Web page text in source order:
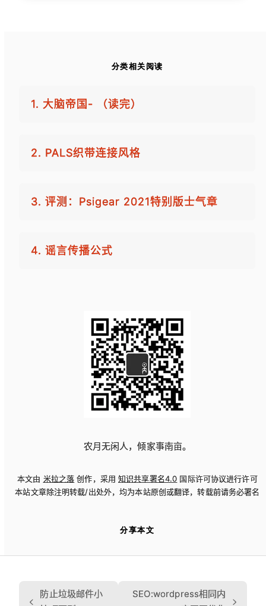
分类相关阅读
1. 大脑帝国- （读完）
2. PALS织带连接风格
3. 评测：Psigear 2021特别版士气章
4. 谣言传播公式
农月无闲人，倾家事南亩。
本文由 米拉之落 创作，采用知识共享署名4.0 国际许可协议进行许可
本站文章除注明转载/出处外，均为本站原创或翻译，转载前请务必署名
分享本文
防止垃圾邮件小
SEO:wordpress相同内